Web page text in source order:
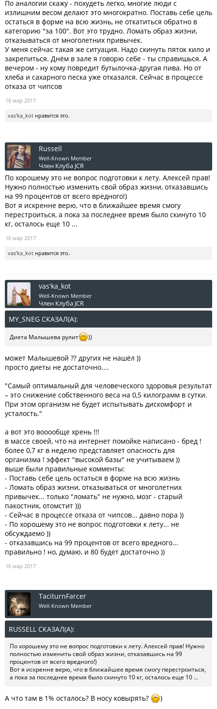
По аналогии скажу - похудеть легко, многие люди с
излишним весом делают это многократно. Поставь себе цель
остаться в форме на всю жизнь, не откатиться обратно в
категорию "за 100". Вот это трудно. Ломать образ жизни,
отказываться от многолетних привычек.
У меня сейчас такая же ситуация. Надо скинуть пяток кило и
закрепиться. Днём в зале я говорю себе - ты справишься. А
вечером - ну кому повредит бутылочка-другая пива. Но от
хлеба и сахарного песка уже отказался. Сейчас в процессе
отказа от чипсов
16 мар 2017
vas'ka_kot нравится это.
Russell
Well-Known Member
Член Клуба JCR
По хорошему это не вопрос подготовки к лету. Алексей прав!
Нужно полностью изменить свой образ жизни, отказавшись
на 99 процентов от всего вредного!)
Вот я искренне верю, что в ближайшее время смогу
перестроиться, а пока за последнее время было скинуто 10
кг, осталось еще 10 ...
16 мар 2017
vas'ka_kot нравится это.
vas'ka_kot
Well-Known Member
Член Клуба JCR
MY_SNEG СКАЗАЛ(А):
Диета Малышева рулит ))
может Малышевой ?? других не нашёл ))
просто диеты не достаточно....
"Самый оптимальный для человеческого здоровья результат
– это снижение собственного веса на 0,5 килограмм в сутки.
При этом организм не будет испытывать дискомфорт и
усталость."
а вот это вооообще хрень !!!
в массе своей, что на интернет помойке написано - бред !
более 0,7 кг в неделю представляет опасность для
организма ! эффект "высокой базы" не учитываем ))
выше были правильные комменты:
- Поставь себе цель остаться в форме на всю жизнь
- Ломать образ жизни, отказываться от многолетних
привычек... только "ломать" не нужно, мозг - старый
пакостник, отомстит )))
- Сейчас в процессе отказа от чипсов... давно пора ))
- По хорошему это не вопрос подготовки к лету... не
обсуждаемо ))
- отказавшись на 99 процентов от всего вредного...
правильно ! но, думаю, и 80 будет достаточно ))
16 мар 2017
TaciturnFarcer
Well-Known Member
RUSSELL СКАЗАЛ(А):
По хорошему это не вопрос подготовки к лету. Алексей прав! Нужно
полностью изменить свой образ жизни, отказавшись на 99
процентов от всего вредного!)
Вот я искренне верю, что в ближайшее время смогу перестроиться,
а пока за последнее время было скинуто 10 кг, осталось еще 10 ...
А что там в 1% осталось? В носу ковырять?
)